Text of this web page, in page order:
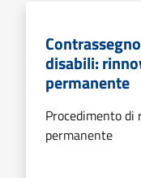
disabili:
permanente
Procedimento di
permanente